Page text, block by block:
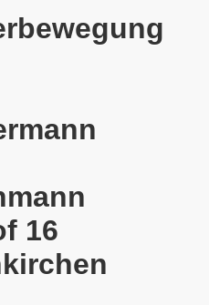
16
Montagsdemo-
spenden 523,20 Euro
14.04.2025 auf dem
Platz der